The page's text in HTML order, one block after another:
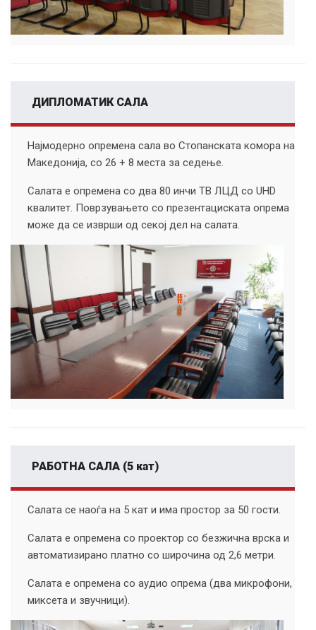
ДИПЛОМАТИК САЛА
Најмодерно опремена сала во Стопанската комора на
Македонија, со 26 + 8 места за седење.
Салата е опремена со два 80 инчи ТВ ЛЦД со UHD
квалитет. Поврзувањето со презентациската опрема
може да се изврши од секој дел на салата.
РАБОТНА САЛА (5 кат)
Салата се наоѓа на 5 кат и има простор за 50 гости.
Салата е опремена со проектор со безжична врска и
автоматизирано платно со широчина од 2,6 метри.
Салата е опремена со аудио опрема (два микрофони,
миксета и звучници).